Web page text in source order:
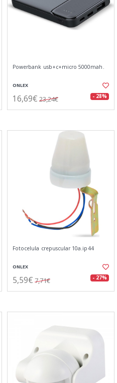
Powerbank usb+c+micro 5000mah.
ONLEX
16,69€ 23,24€ - 28%
Fotocelula crepuscular 10a.ip44
ONLEX
5,59€ 7,71€ - 27%